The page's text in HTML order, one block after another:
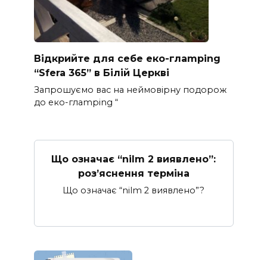
Відкрийте для себе еко-глamping
“Sfera 365” в Білій Церкві
Запрошуємо вас на неймовірну подорож
до еко-глamping “
Що означає “nilm 2 виявлено”:
роз’яснення терміна
Що означає “nilm 2 виявлено”?